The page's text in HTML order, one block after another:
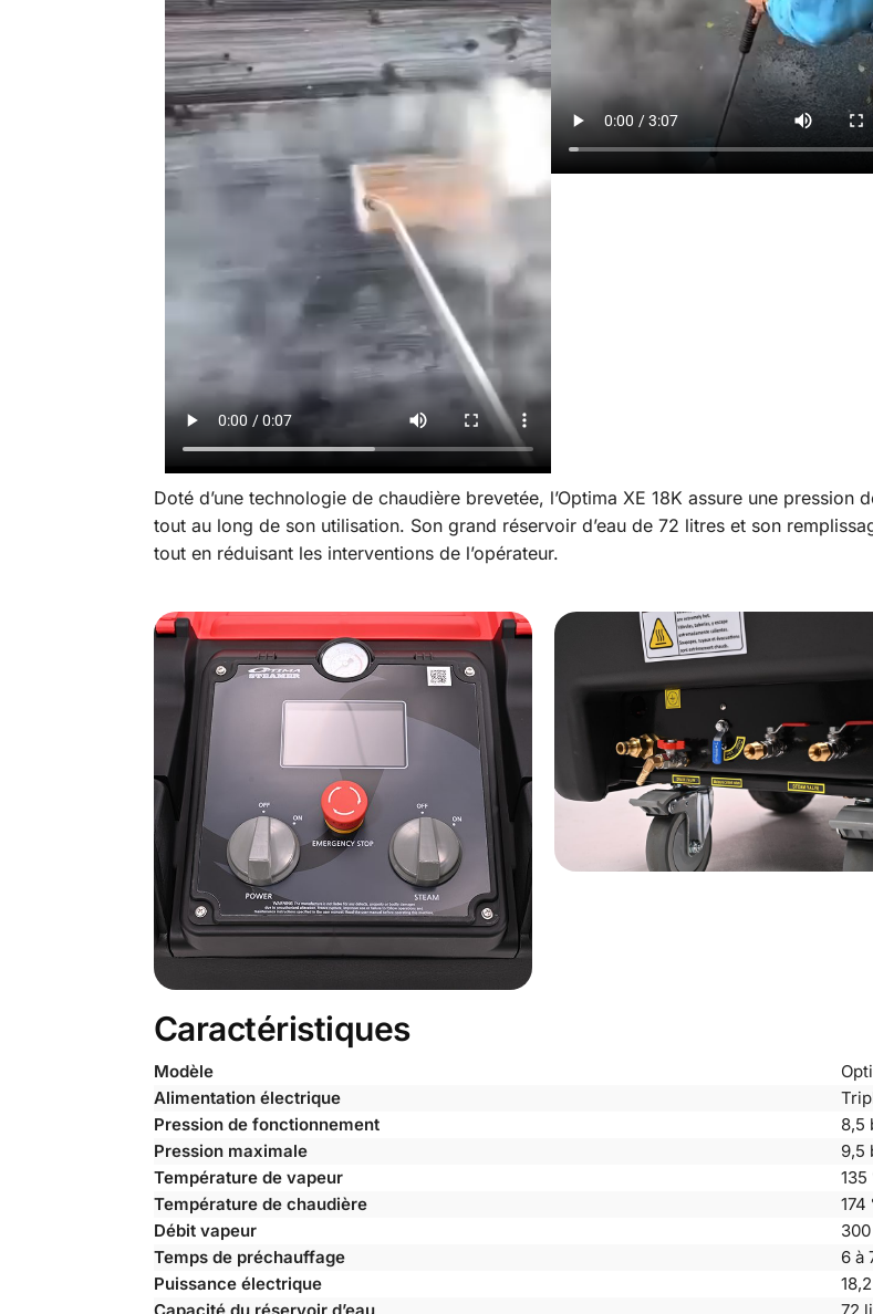
Doté d’une technologie de chaudière brevetée, l’Optima XE 18K assure une
tout au long de son utilisation. Son grand réservoir d’eau de 72 litres et son
tout en réduisant les interventions de l’opérateur.
Caractéristiques
Modèle
Alimentation électrique
Pression de fonctionnement
8,5
Pression maximale
9,5
Température de vapeur
135
Température de chaudière
174
Débit vapeur
Temps de préchauffage
6 à
Puissance électrique